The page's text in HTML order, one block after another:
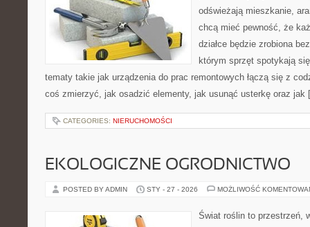
odświeżają mieszkanie,
chcą mieć pewność, że
działce będzie zrobiona
którym sprzęt spotykają
tematy takie jak urządzenia do prac remontowych łączą się z
coś zmierzyć, jak osadzić elementy, jak usunąć usterkę oraz
CATEGORIES: NIERUCHOMOŚCI
EKOLOGICZNE OGRODNICTWO
POSTED BY ADMIN STY - 27 - 2026 MOŻLIWOŚĆ
Świat roślin to przestrzeń,